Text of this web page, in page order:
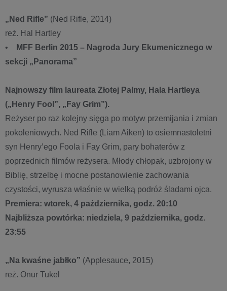
„Ned Rifle” (Ned Rifle, 2014)
reż. Hal Hartley
•
MFF Berlin 2015 – Nagroda Jury Ekumenicznego w
sekcji „Panorama”
Najnowszy film laureata Złotej Palmy, Hala Hartleya
(„Henry Fool”, „Fay Grim”).
Reżyser po raz kolejny sięga po motyw przemijania i zmian
pokoleniowych. Ned Rifle (Liam Aiken) to osiemnastoletni
syn Henry’ego Foola i Fay Grim, pary bohaterów z
poprzednich filmów reżysera. Młody chłopak, uzbrojony w
Biblię, strzelbę i mocne postanowienie zachowania
czystości, wyrusza właśnie w wielką podróż śladami ojca.
Premiera: wtorek, 4 października, godz. 20:10
Najbliższa powtórka: niedziela, 9 października, godz.
23:55
„Na kwaśne jabłko” (Applesauce, 2015)
reż. Onur Tukel